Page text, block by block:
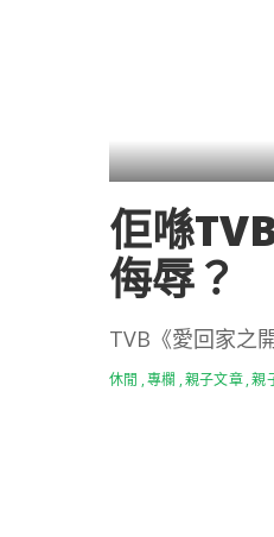
佢喺
侮辱？
TVB《愛回家之
休閒 專欄 親子文章 親